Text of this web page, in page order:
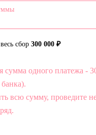
сбор 300 000 ₽
сумма одного платежа -
всю сумму, проведите